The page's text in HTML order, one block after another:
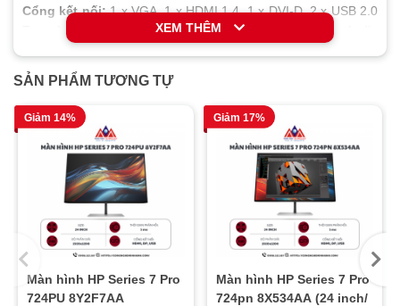
Cổng kết nối:1 x VGA, 1 x HDMI 1.4, 1 x DVI-D, 2 x USB 2.0
Type-A, 1 x USB 2.0 Type-B, 1 x Audio In 3.5mm, 1 x Audio
Phụ kiện đi kèm:
Cáp Audio
XEM THÊM
SẢN PHẨM TƯƠNG TỰ
Giảm 14%
Màn hình HP Series 7 Pro
724PU 8Y2F7AA
Giảm 17%
Màn hình HP Series 7 Pro
724pn 8X534AA (24 inch/